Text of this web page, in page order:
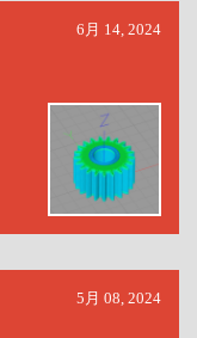
6月 14, 2024
5月 08, 2024